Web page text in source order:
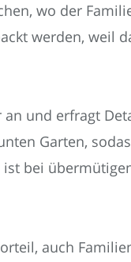
wo der
werden, weil
und erfragt
Garten,
bei
auch